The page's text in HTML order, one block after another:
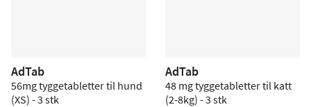
AdTab
56mg tyggetabletter til hund
(XS) - 3 stk
AdTab
48 mg tyggetabletter til katt
(2-8kg) - 3 stk